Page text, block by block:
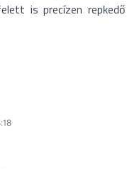
is precízen repkedő